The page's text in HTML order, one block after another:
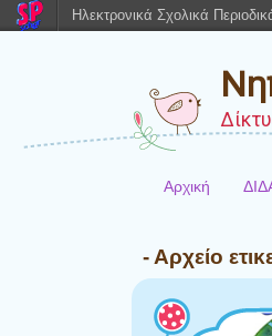
Αρχική
- Αρχείο
Ηλεκτρονικά Σχολικά